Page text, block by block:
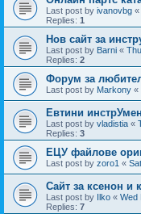
Last post by ivanovbg «
Replies: 1
Нов сайт за
Last post by Barni «
Replies: 2
Форум за
Last post by Markony «
Евтини
Last post by vladistia «
Replies: 3
ЕЦУ файлове
Last post by zoro1 «
Сайт за ксенон и
Last post by Ilko « Wed
Replies: 7